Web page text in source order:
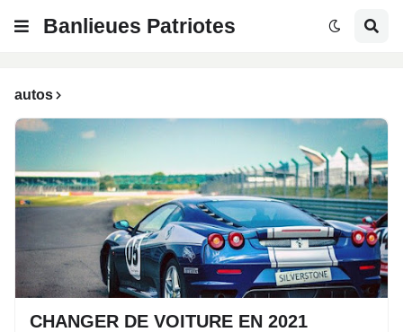
Banlieues Patriotes
autos
CHANGER DE VOITURE EN 2021